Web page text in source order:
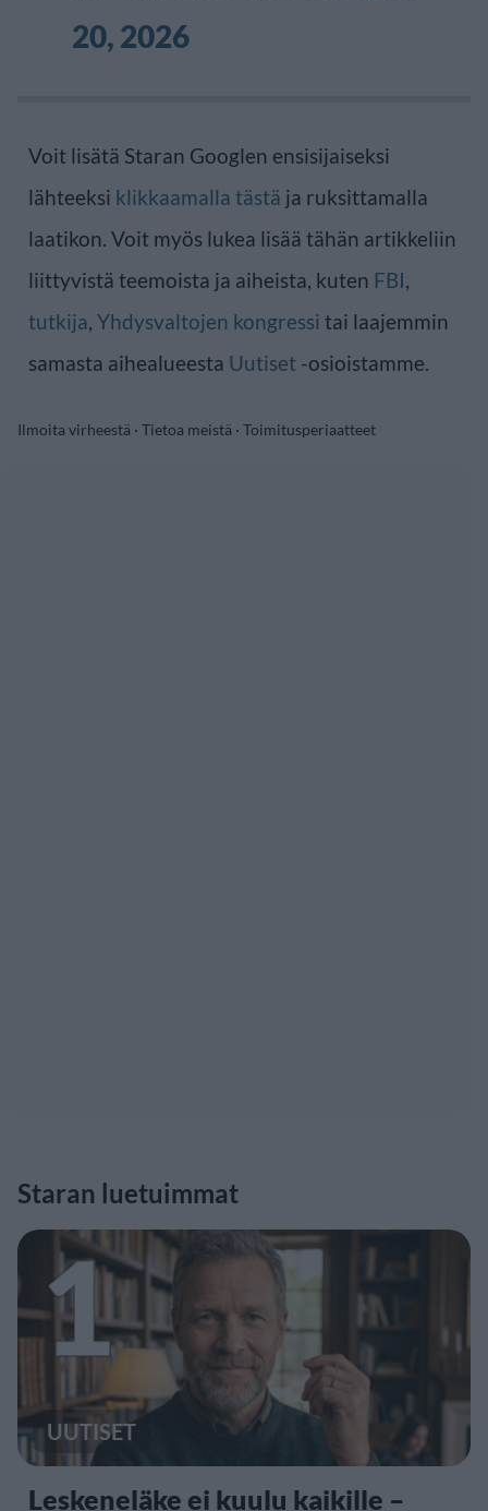
20, 2026
Voit lisätä Staran Googlen ensisijaiseksi
lähteeksi klikkaamalla tästä ja ruksittamalla
laatikon. Voit myös lukea lisää tähän artikkeliin
liittyvistä teemoista ja aiheista, kuten FBI,
tutkija, Yhdysvaltojen kongressi tai laajemmin
samasta aihealueesta Uutiset -osioistamme.
Ilmoita virheestä · Tietoa meistä · Toimitusperiaatteet
Staran luetuimmat
1
UUTISET
Leskeneläke ei kuulu kaikille –